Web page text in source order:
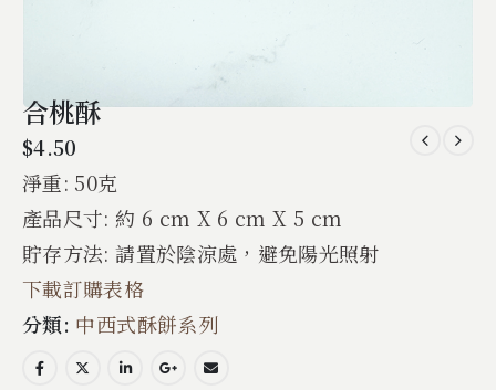
合桃酥
$4.50
淨重: 50克
產品尺寸: 約 6 cm X 6 cm X 5 cm
貯存方法: 請置於陰涼處，避免陽光照射
下載訂購表格
分類: 中西式酥餅系列